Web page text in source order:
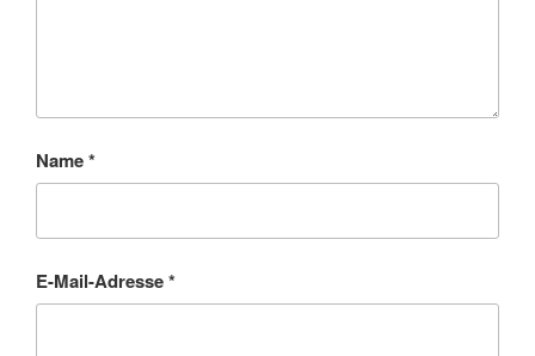
Name*
E-Mail-Adresse*